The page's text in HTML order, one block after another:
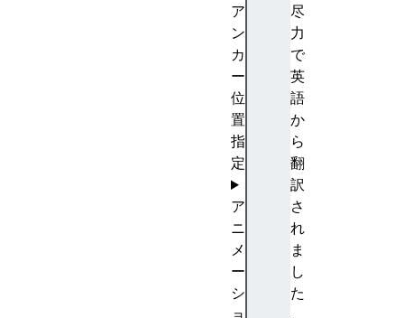
尽
力
で
英
語
か
ら
翻
訳
さ
れ
ま
し
た
ア
ン
カ
ー
位
置
指
定
ア
ニ
メ
ー
シ